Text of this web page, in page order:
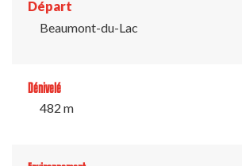
Départ
Beaumont-du-Lac
Dénivelé
482 m